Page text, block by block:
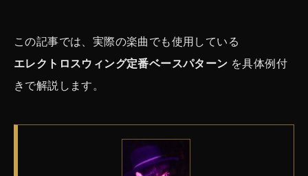
この記事では、実際の楽曲でも使用している
エレクトロスウィング定番ベースパターン を具体例付
きで解説します。